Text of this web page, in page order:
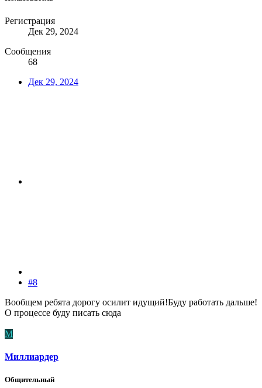
Регистрация
Дек 29, 2024
Сообщения
68
Дек 29, 2024
#8
Вообщем ребята дорогу осилит идущий!Буду работать дальше!
О процессе буду писать сюда
М
Миллиардер
Общительный